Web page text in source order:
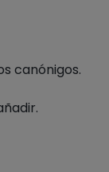
canónigos.